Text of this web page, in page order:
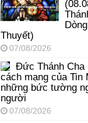
Thuyết)
07/08/2026
Đức Thánh Cha
cách mạng của Tin
những bức tường
người
07/08/2026